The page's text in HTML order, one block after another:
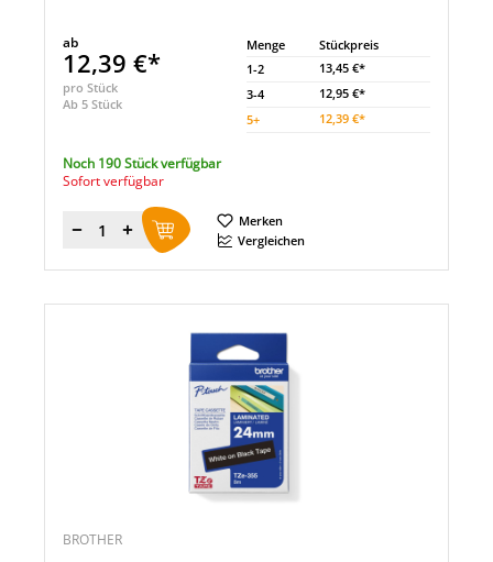
ab
12,39 €*
pro Stück
Ab 5 Stück
Menge
Stückpreis
1-2
13,45 €*
3-4
12,95 €*
5+ 12,39 €*
Noch 190 Stück verfügbar
Sofort verfügbar
Menge
Merken
Vergleichen
BROTHER